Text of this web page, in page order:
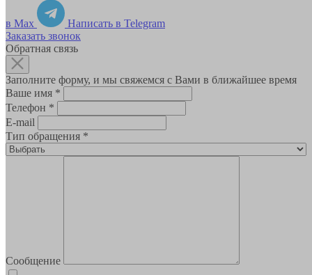
в Max
Написать в Telegram
Заказать звонок
Обратная связь
Заполните форму, и мы свяжемся с Вами в ближайшее время
Ваше имя *
Телефон *
E-mail
Тип обращения *
Сообщение